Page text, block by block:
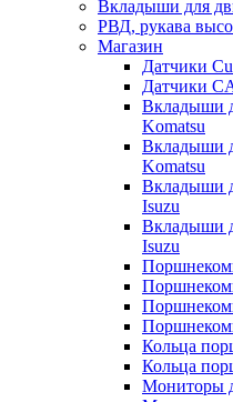
Вкладыши для
РВД, рукава
Магазин
Датчики
Датчики
Вкладыши
Komatsu
Вкладыши
Komatsu
Вкладыши
Isuzu
Вкладыши
Isuzu
Кольца
Кольца
Мониторы